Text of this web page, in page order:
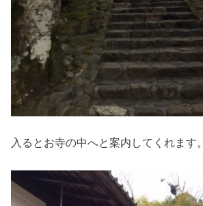
入るとお寺の中へと案内してくれます。